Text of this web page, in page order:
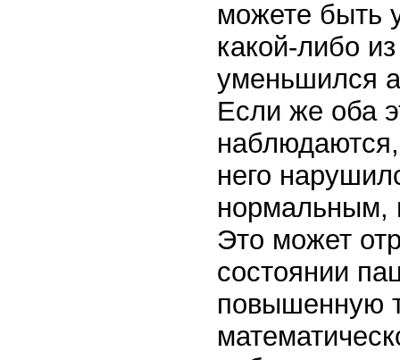
можете быть
какой-либо
уменьшился
Если же оба
него
нормальным,
Это может
состоянии
повышенную